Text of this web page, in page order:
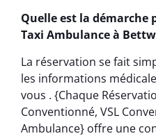
Quelle est la démarche
Taxi Ambulance à
La réservation se fait
les informations
vous . {Chaque
Conventionné, VSL
Ambulance} offre une